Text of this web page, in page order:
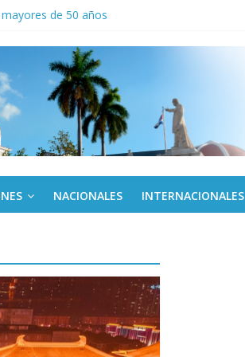
de 50 años
NACIONALES INTERNACIONALES